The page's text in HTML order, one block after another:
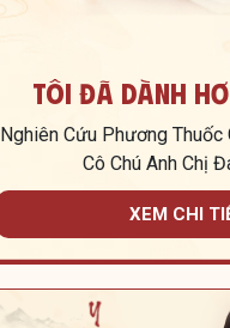
Tôi Đã Dành
Nghiên Cứu Phương Thuốc
Cô Chú Anh Chị
XEM CHI